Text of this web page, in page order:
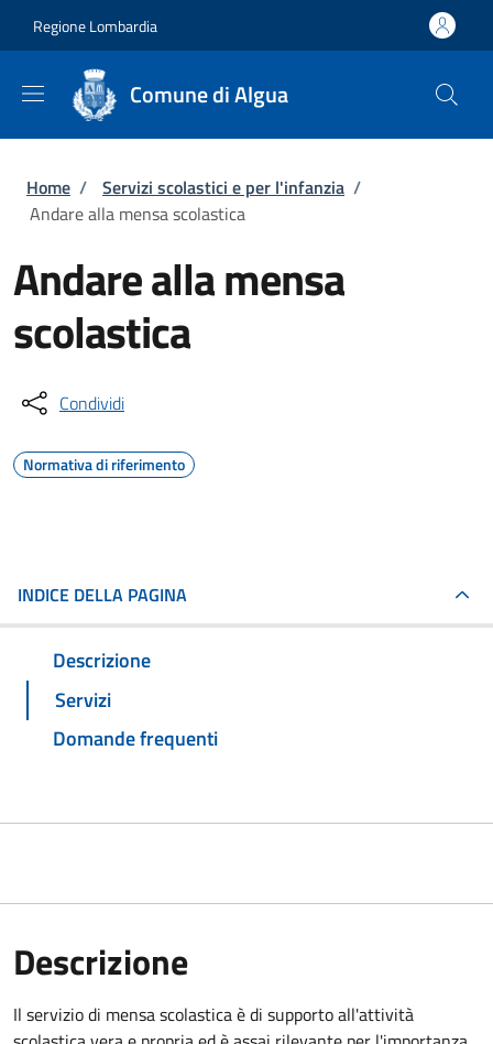
Regione Lombardia
Comune di Algua
Briciole di pane
Home / Servizi scolastici e per l'infanzia /
Andare alla mensa scolastica
Andare alla mensa
scolastica
Condividi
Normativa di riferimento
INDICE DELLA PAGINA
Descrizione
Servizi
Domande frequenti
Descrizione
Il servizio di mensa scolastica è di supporto all'attività